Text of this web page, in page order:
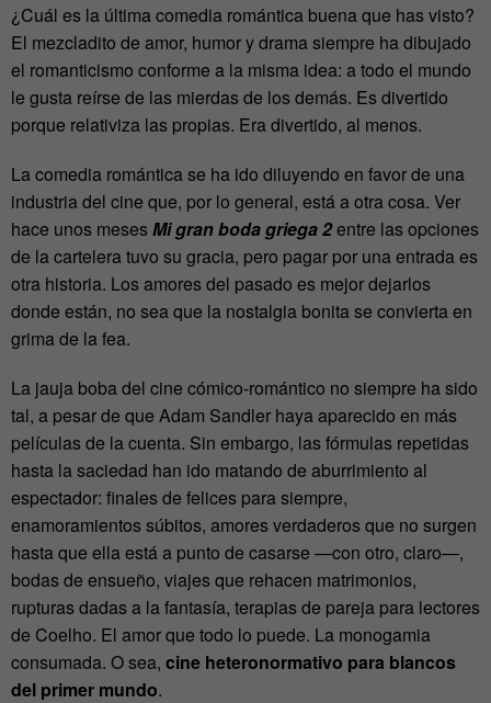
¿Cuál es la última comedia romántica buena que has visto?
El mezcladito de amor, humor y drama siempre ha dibujado
el romanticismo conforme a la misma idea: a todo el mundo
le gusta reírse de las mierdas de los demás. Es divertido
porque relativiza las propias. Era divertido, al menos.
La comedia romántica se ha ido diluyendo en favor de una
industria del cine que, por lo general, está a otra cosa. Ver
hace unos mesesMi gran boda griega 2entre las opciones
de la cartelera tuvo su gracia, pero pagar por una entrada es
otra historia. Los amores del pasado es mejor dejarlos
donde están, no sea que la nostalgia bonita se convierta en
grima de la fea.
La jauja boba del cine cómico-romántico no siempre ha sido
tal, a pesar de que Adam Sandler haya aparecido en más
películas de la cuenta. Sin embargo, las fórmulas repetidas
hasta la saciedad han ido matando de aburrimiento al
espectador: finales de felices para siempre,
enamoramientos súbitos, amores verdaderos que no surgen
hasta que ella está a punto de casarse —con otro, claro—,
bodas de ensueño, viajes que rehacen matrimonios,
rupturas dadas a la fantasía, terapias de pareja para lectores
de Coelho. El amor que todo lo puede. La monogamia
consumada. O sea, cine heteronormativo para blancos
del primer mundo.